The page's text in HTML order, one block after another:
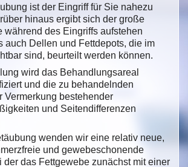
ist der Eingriff für Sie nahezu
hinaus ergibt sich der große
während des Eingriffs aufstehen
auch Dellen und Fettdepots, die im
sind, beurteilt werden können.
wird das Behandlungsareal
und die zu behandelnden
Vermerkung bestehender
und Seitendifferenzen
wenden wir eine relativ neue,
und gewebeschonende
der das Fettgewebe zunächst mit einer